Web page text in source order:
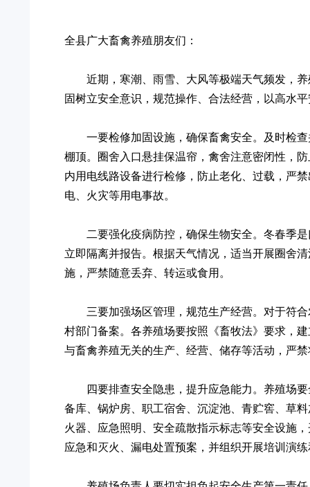
全县广大畜禽养殖朋友们：
近期，寒潮、雨雪、大风等极端天气频发，
固树立安全意识，规范操作、合法经营，以高水
一要检修加固设施，确保畜禽安全。及时检
棚顶。圈舍入口悬挂保温帘，禽舍注意密闭性，
内用电线路设备进行检修，防止老化、过载，严
电、火灾等用电事故。
二要强化疫病防控，确保生物安全。冬春季
立即隔离并报告。根据天气情况，适当开展圈舍
施，严禁随意丢弃、转运或食用。
三要加强场区管理，规范生产经营。对于符
村部门备案。各养殖场要按照《畜牧法》要求，
与畜禽养殖无关的生产、经营、储存等活动，严
四要排查安全隐患，提升应急能力。养殖场
备库、锅炉房、职工宿舍、沉淀池、青贮窖、草
火器、应急照明、安全疏散指示标志等安全设施
应急和灭火、漏电处置预案，并组织开展培训演